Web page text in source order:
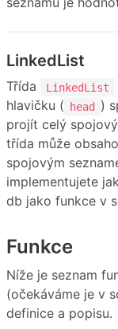
LinkedList
Třída LinkedList
hlavičku ( head )
projít celý
třída může
spojovým
implementujete
db jako funkce v
Funkce
Níže je seznam
(očekáváme je v
definice a popisu.